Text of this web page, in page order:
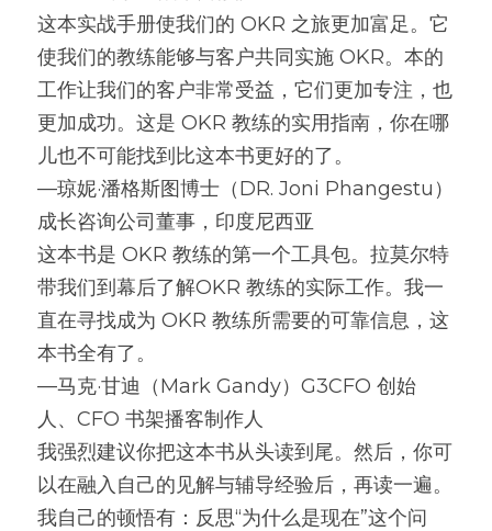
这本实战手册使我们的 OKR 之旅更加富足。它
使我们的教练能够与客户共同实施 OKR。本的
工作让我们的客户非常受益，它们更加专注，也
更加成功。这是 OKR 教练的实用指南，你在哪
儿也不可能找到比这本书更好的了。
—琼妮·潘格斯图博士（DR. Joni Phangestu）
成长咨询公司董事，印度尼西亚
这本书是 OKR 教练的第一个工具包。拉莫尔特
带我们到幕后了解OKR 教练的实际工作。我一
直在寻找成为 OKR 教练所需要的可靠信息，这
本书全有了。
—马克·甘迪（Mark Gandy）G3CFO 创始
人、CFO 书架播客制作人
我强烈建议你把这本书从头读到尾。然后，你可
以在融入自己的见解与辅导经验后，再读一遍。
我自己的顿悟有：反思“为什么是现在”这个问